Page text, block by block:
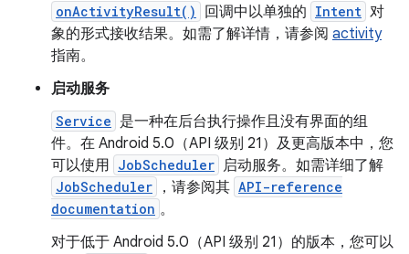
onActivityResult() 回调中以单独的 Intent 对
象的形式接收结果。如需了解详情，请参阅 activity
指南。
启动服务
Service 是一种在后台执行操作且没有界面的组
件。在 Android 5.0（API 级别 21）及更高版本中，您
可以使用 JobScheduler 启动服务。如需详细了解
JobScheduler ，请参阅其 API-reference
documentation 。
对于低于 Android 5.0（API 级别 21）的版本，您可以